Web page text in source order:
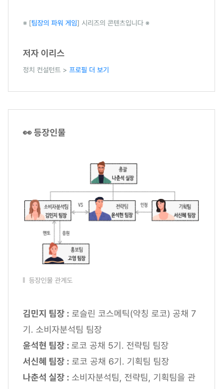
※ [팀장의 파워 게임] 시리즈의 콘텐츠입니다 ※
저자 이리스
정치 컨설턴트 > 프로필 더 보기
👀 등장인물
등장인물 관계도
김민지 팀장 : 로슬린 코스메틱(약칭 로코) 공채 7
기. 소비자분석팀 팀장
윤석현 팀장 : 로코 공채 5기. 전략팀 팀장
서신혜 팀장 : 로코 공채 6기. 기획팀 팀장
나춘석 실장 : 소비자분석팀, 전략팀, 기획팀을 관